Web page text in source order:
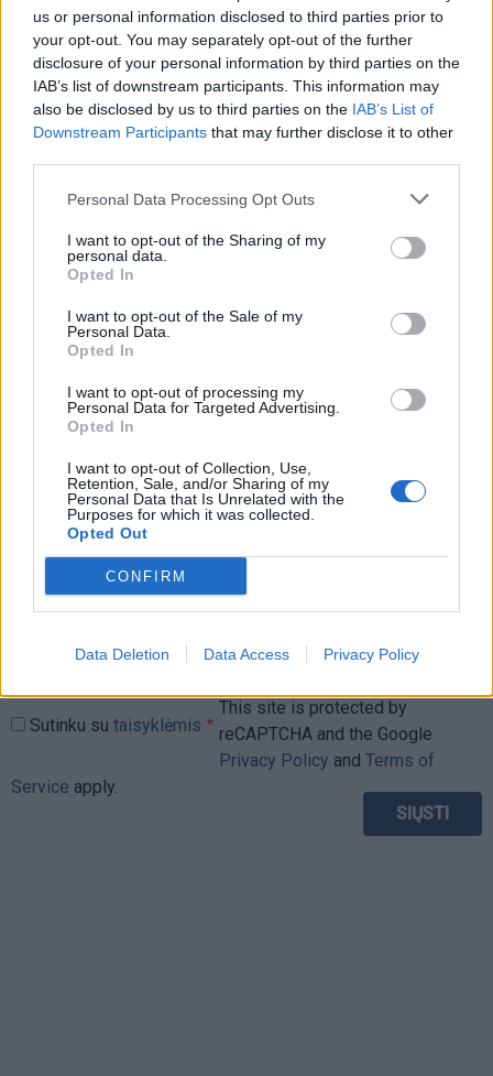
us or personal information disclosed to third parties prior to
your opt-out. You may separately opt-out of the further
disclosure of your personal information by third parties on the
IAB’s list of downstream participants. This information may
also be disclosed by us to third parties on the IAB’s List of
Downstream Participants that may further disclose it to other
Personal Data Processing Opt Outs
I want to opt-out of the Sharing of my
personal data.
Opted In
I want to opt-out of the Sale of my
Personal Data.
Opted In
I want to opt-out of processing my
Personal Data for Targeted Advertising.
Opted In
I want to opt-out of Collection, Use,
Retention, Sale, and/or Sharing of my
Personal Data that Is Unrelated with the
Purposes for which it was collected.
Opted Out
CONFIRM
Data Deletion Data Access Privacy Policy
Saulę“
Raktažodžiai civilinė sauga
Komentarai
Rašyti komentarą
Komentaras
Sutinku su taisyklėmis
This site is protected by
reCAPTCHA and the Google
Privacy Policy and Terms of
Service apply.